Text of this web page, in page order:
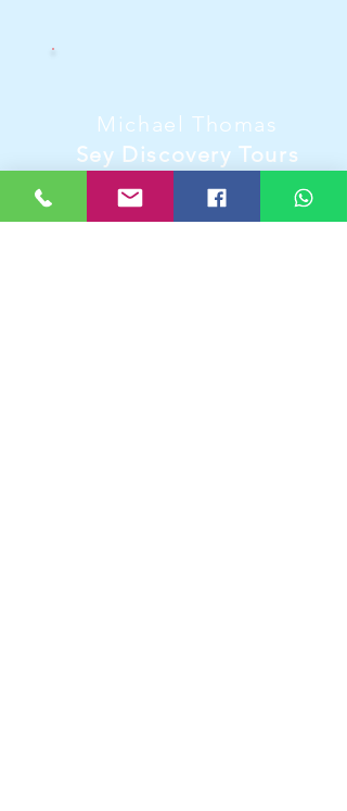
Michael Thomas
Sey Discovery Tours
Land Tours on Mahé